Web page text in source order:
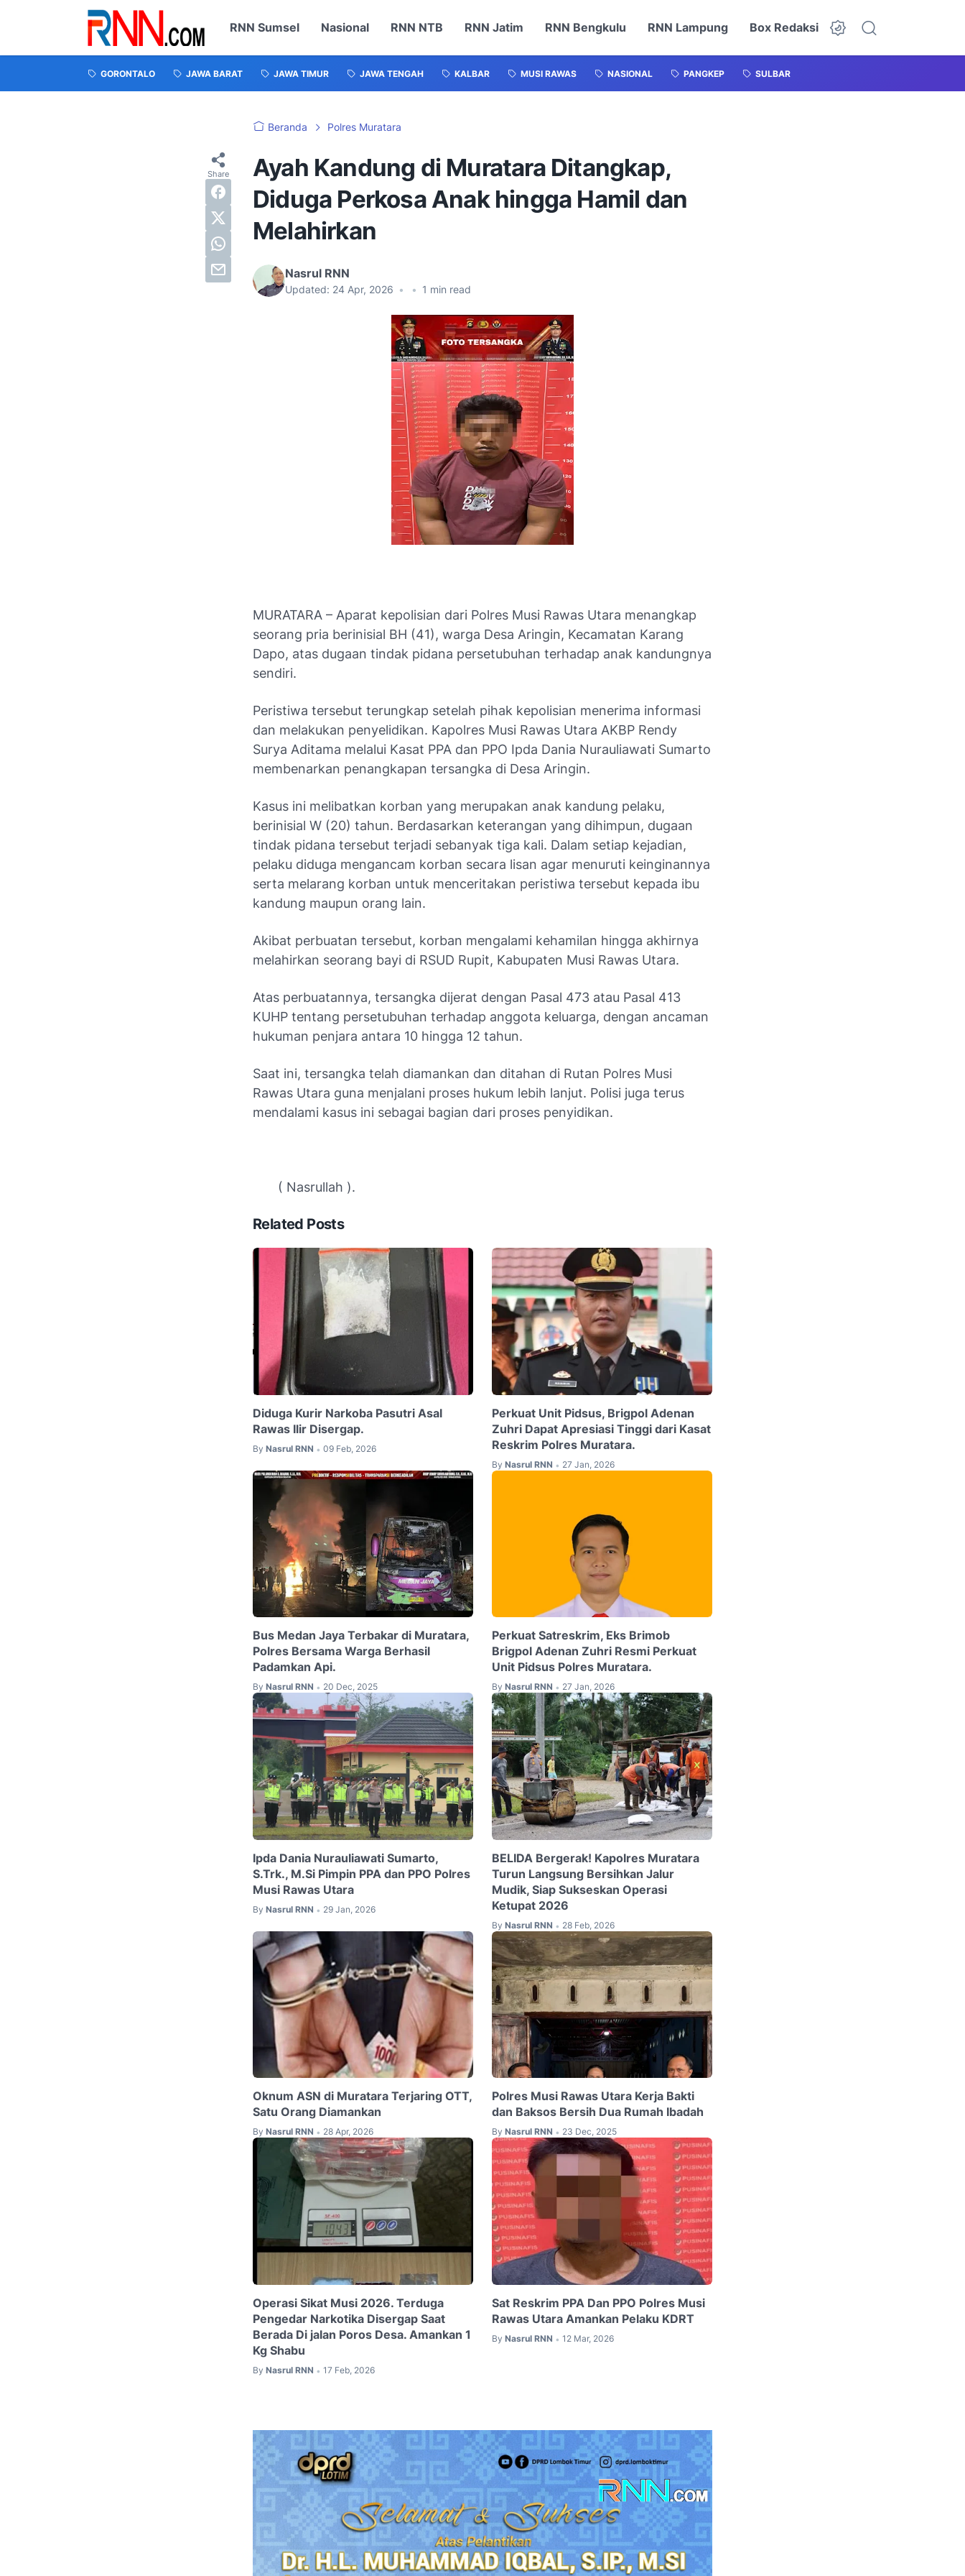
RNN Sumsel Nasional RNN NTB RNN Jatim RNN Bengkulu RNN Lampung Box Redaksi
GORONTALO JAWA BARAT JAWA TIMUR JAWA TENGAH KALBAR MUSI RAWAS NASIONAL PANGKEP SULBAR
Beranda Polres Muratara
Ayah Kandung di Muratara Ditangkap,
Diduga Perkosa Anak hingga Hamil dan
Melahirkan
Nasrul RNN
Updated: 24 Apr, 2026 • • 1 min read
MURATARA – Aparat kepolisian dari Polres Musi Rawas Utara menangkap
seorang pria berinisial BH (41), warga Desa Aringin, Kecamatan Karang
Dapo, atas dugaan tindak pidana persetubuhan terhadap anak kandungnya
sendiri.
Peristiwa tersebut terungkap setelah pihak kepolisian menerima informasi
dan melakukan penyelidikan. Kapolres Musi Rawas Utara AKBP Rendy
Surya Aditama melalui Kasat PPA dan PPO Ipda Dania Nurauliawati Sumarto
membenarkan penangkapan tersangka di Desa Aringin.
Kasus ini melibatkan korban yang merupakan anak kandung pelaku,
berinisial W (20) tahun. Berdasarkan keterangan yang dihimpun, dugaan
tindak pidana tersebut terjadi sebanyak tiga kali. Dalam setiap kejadian,
pelaku diduga mengancam korban secara lisan agar menuruti keinginannya
serta melarang korban untuk menceritakan peristiwa tersebut kepada ibu
kandung maupun orang lain.
Akibat perbuatan tersebut, korban mengalami kehamilan hingga akhirnya
melahirkan seorang bayi di RSUD Rupit, Kabupaten Musi Rawas Utara.
Atas perbuatannya, tersangka dijerat dengan Pasal 473 atau Pasal 413
KUHP tentang persetubuhan terhadap anggota keluarga, dengan ancaman
hukuman penjara antara 10 hingga 12 tahun.
Saat ini, tersangka telah diamankan dan ditahan di Rutan Polres Musi
Rawas Utara guna menjalani proses hukum lebih lanjut. Polisi juga terus
mendalami kasus ini sebagai bagian dari proses penyidikan.
( Nasrullah ).
Related Posts
Diduga Kurir Narkoba Pasutri Asal
Rawas Ilir Disergap.
By Nasrul RNN • 09 Feb, 2026
Perkuat Unit Pidsus, Brigpol Adenan
Zuhri Dapat Apresiasi Tinggi dari Kasat
Reskrim Polres Muratara.
By Nasrul RNN • 27 Jan, 2026
Bus Medan Jaya Terbakar di Muratara,
Polres Bersama Warga Berhasil
Padamkan Api.
By Nasrul RNN • 20 Dec, 2025
Perkuat Satreskrim, Eks Brimob
Brigpol Adenan Zuhri Resmi Perkuat
Unit Pidsus Polres Muratara.
By Nasrul RNN • 27 Jan, 2026
Ipda Dania Nurauliawati Sumarto,
S.Trk., M.Si Pimpin PPA dan PPO Polres
Musi Rawas Utara
By Nasrul RNN • 29 Jan, 2026
BELIDA Bergerak! Kapolres Muratara
Turun Langsung Bersihkan Jalur
Mudik, Siap Sukseskan Operasi
Ketupat 2026
By Nasrul RNN • 28 Feb, 2026
Oknum ASN di Muratara Terjaring OTT,
Satu Orang Diamankan
By Nasrul RNN • 28 Apr, 2026
Polres Musi Rawas Utara Kerja Bakti
dan Baksos Bersih Dua Rumah Ibadah
By Nasrul RNN • 23 Dec, 2025
Operasi Sikat Musi 2026. Terduga
Pengedar Narkotika Disergap Saat
Berada Di jalan Poros Desa. Amankan 1
Kg Shabu
By Nasrul RNN • 17 Feb, 2026
Sat Reskrim PPA Dan PPO Polres Musi
Rawas Utara Amankan Pelaku KDRT
By Nasrul RNN • 12 Mar, 2026